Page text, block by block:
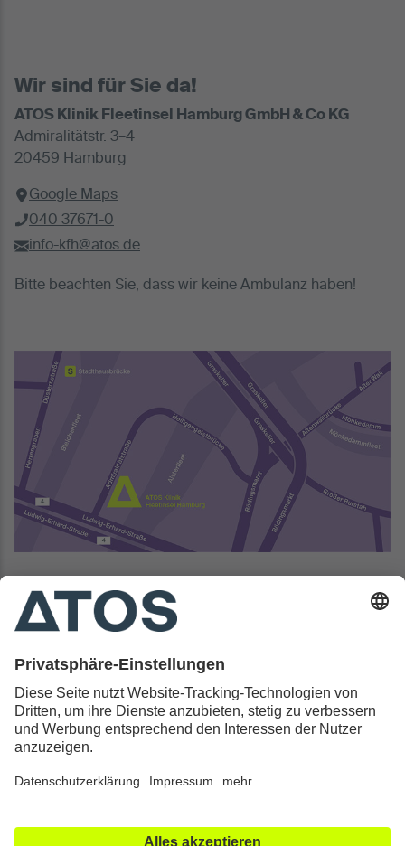
Wir sind für Sie da!
ATOS Klinik Fleetinsel Hamburg GmbH & Co KG
Admiralitätstr. 3–4
20459 Hamburg
Google Maps
040 37671-0
info-kfh@atos.de
Bitte beachten Sie, dass wir keine Ambulanz haben!
Kontakt & Rechtliches
Alle ATOS Kliniken